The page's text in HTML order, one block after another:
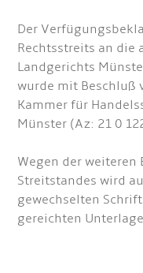
Der
Rechtsstreits an die
Landgerichts
wurde mit Beschluß
Kammer für
Münster (Az: 21 0
Wegen der weiteren
Streitstandes wird
gewechselten
gereichten